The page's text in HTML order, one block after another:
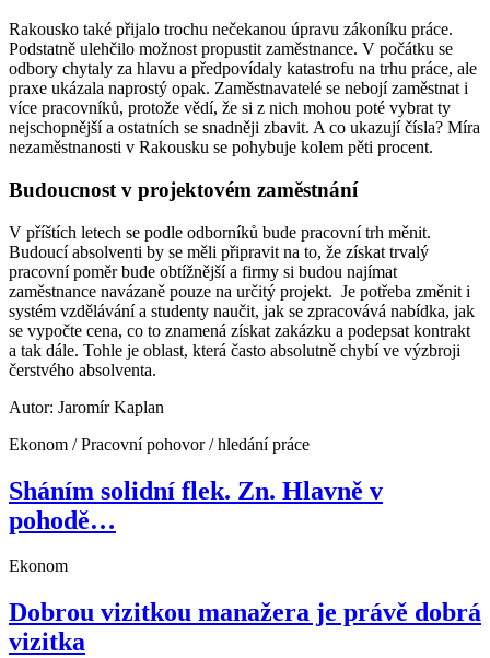
Rakousko také přijalo trochu nečekanou úpravu zákoníku práce.
Podstatně ulehčilo možnost propustit zaměstnance. V počátku se
odbory chytaly za hlavu a předpovídaly katastrofu na trhu práce, ale
praxe ukázala naprostý opak. Zaměstnavatelé se nebojí zaměstnat i
více pracovníků, protože vědí, že si z nich mohou poté vybrat ty
nejschopnější a ostatních se snadněji zbavit. A co ukazují čísla? Míra
nezaměstnanosti v Rakousku se pohybuje kolem pěti procent.
Budoucnost v projektovém zaměstnání
V příštích letech se podle odborníků bude pracovní trh měnit.
Budoucí absolventi by se měli připravit na to, že získat trvalý
pracovní poměr bude obtížnější a firmy si budou najímat
zaměstnance navázaně pouze na určitý projekt. Je potřeba změnit i
systém vzdělávání a studenty naučit, jak se zpracovává nabídka, jak
se vypočte cena, co to znamená získat zakázku a podepsat kontrakt
a tak dále. Tohle je oblast, která často absolutně chybí ve výzbroji
čerstvého absolventa.
Autor: Jaromír Kaplan
Ekonom / Pracovní pohovor / hledání práce
Sháním solidní flek. Zn. Hlavně v
pohodě…
Ekonom
Dobrou vizitkou manažera je právě dobrá
vizitka